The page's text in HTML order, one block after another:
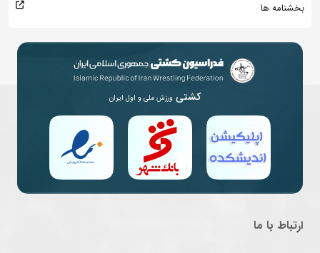
بخشنامه ها
کشتی ورزش ملی و اول ایران
ارتباط با ما